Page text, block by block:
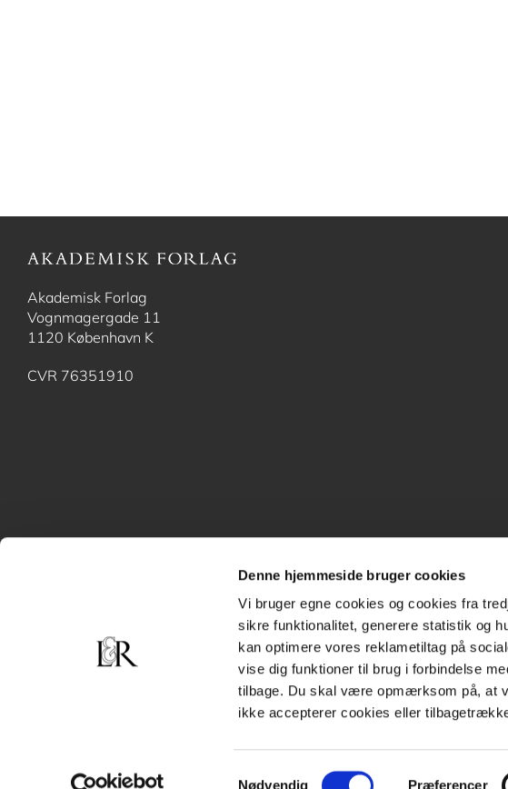
Denne hjemmeside bruger cookies
Vi bruger egne cookies og cookies fra
sikre funktionalitet, generere statistik og
kan optimere vores reklametiltag på
vise dig funktioner til brug i forbindelse
tilbage. Du skal være opmærksom på, at
ikke accepterer cookies eller
Samtykkevalg
Nødvendig Præferencer
Akademisk Forlag
Vognmagergade 11
1120 København K
CVR 76351910